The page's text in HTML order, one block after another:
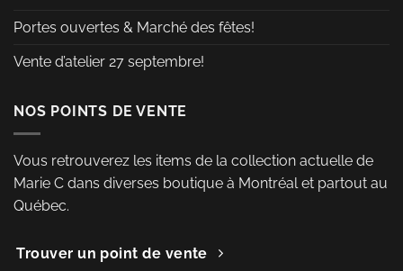
Portes ouvertes & Marché des fêtes!
Vente d’atelier 27 septembre!
NOS POINTS DE VENTE
Vous retrouverez les items de la collection actuelle de
Marie C dans diverses boutique à Montréal et partout au
Québec.
Trouver un point de vente